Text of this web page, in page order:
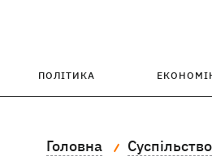
ПОЛІТИКА
Головна Суспільство